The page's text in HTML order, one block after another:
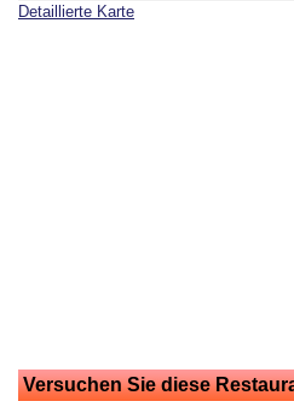
Detaillierte Karte
Versuchen Sie diese